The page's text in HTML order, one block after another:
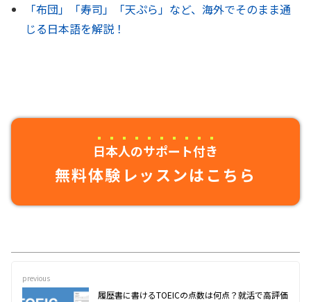
「布団」「寿司」「天ぷら」など、海外でそのまま通
じる日本語を解説！
日本人のサポート付き
無料体験レッスンはこちら
previous
履歴書に書けるTOEICの点数は何点？就活で高評価